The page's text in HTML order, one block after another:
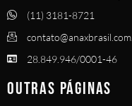
(11) 3181-8721
28.849.946/0001-46
OUTRAS PÁGINAS